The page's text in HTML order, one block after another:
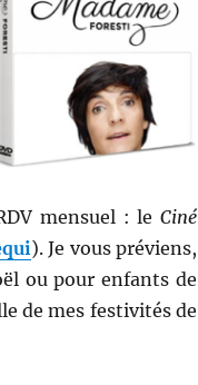
mensuel : le Ciné
). Je vous préviens,
ou pour enfants de
de mes festivités de